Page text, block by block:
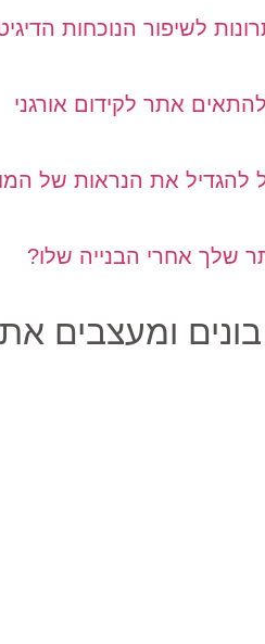
לשיפור הנוכחות
אתר לקידום אורגני
להגדיל את הנראות של
אחרי הבנייה שלו?
בונים ומעצבים